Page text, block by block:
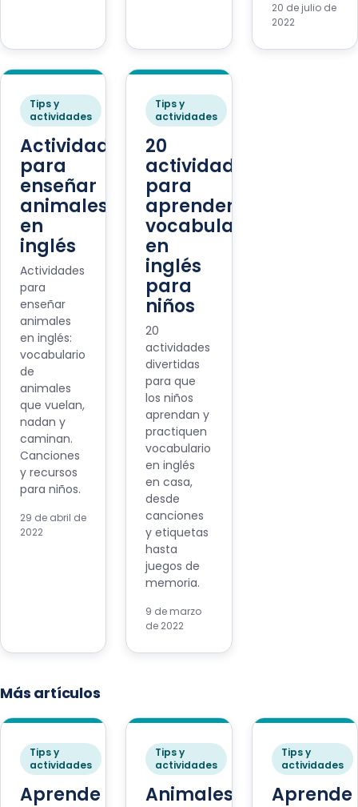
20 de julio de
2022
Tips y
actividades
Actividades
para
enseñar
animales
en
inglés
Actividades
para
enseñar
animales
en inglés:
vocabulario
de
animales
que vuelan,
nadan y
caminan.
Canciones
y recursos
para niños.
29 de abril de
2022
Tips y
actividades
20
actividades
para
aprender
vocabulario
en
inglés
para
niños
20
actividades
divertidas
para que
los niños
aprendan y
practiquen
vocabulario
en inglés
en casa,
desde
canciones
y etiquetas
hasta
juegos de
memoria.
9 de marzo
de 2022
Más artículos
Tips y
actividades
Aprende
Tips y
actividades
Animales
Tips y
actividades
Aprende